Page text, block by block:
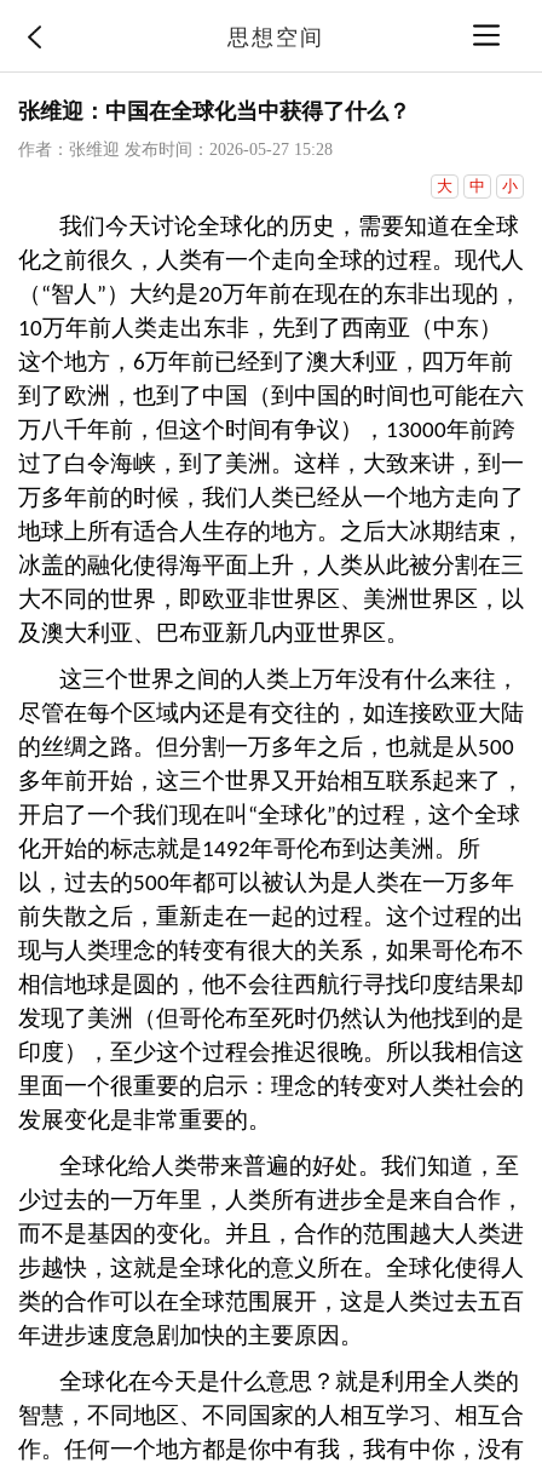
思想空间
张维迎：中国在全球化当中获得了什么？
作者：张维迎 发布时间：2026-05-27 15:28
大
中 小
我们今天讨论全球化的历史，需要知道在全球
化之前很久，人类有一个走向全球的过程。现代人
（ “智人 ” ）大约是20万年前在现在的东非出现的，
10万年前人类走出东非，先到了西南亚（中东）
这个地方， 6万年前已经到了澳大利亚，四万年前
到了欧洲，也到了中国（到中国的时间也可能在六
万八千年前，但这个时间有争议）， 13000年前跨
过了白令海峡，到了美洲。这样，大致来讲，到一
万多年前的时候，我们人类已经从一个地方走向了
地球上所有适合人生存的地方。之后大冰期结束，
冰盖的融化使得海平面上升，人类从此被分割在三
大不同的世界，即欧亚非世界区、美洲世界区，以
及澳大利亚、巴布亚新几内亚世界区。
这三个世界之间的人类上万年没有什么来往，
尽管在每个区域内还是有交往的，如连接欧亚大陆
的丝绸之路。但分割一万多年之后，也就是从500
多年前开始，这三个世界又开始相互联系起来了，
开启了一个我们现在叫 “全球化”的过程，这个全球
化开始的标志就是1492年哥伦布到达美洲。所
以，过去的500年都可以被认为是人类在一万多年
前失散之后，重新走在一起的过程。这个过程的出
现与人类理念的转变有很大的关系，如果哥伦布不
相信地球是圆的，他不会往西航行寻找印度结果却
发现了美洲（但哥伦布至死时仍然认为他找到的是
印度），至少这个过程会推迟很晚。所以我相信这
里面一个很重要的启示：理念的转变对人类社会的
发展变化是非常重要的。
全球化给人类带来普遍的好处。我们知道，至
少过去的一万年里，人类所有进步全是来自合作，
而不是基因的变化。并且，合作的范围越大人类进
步越快，这就是全球化的意义所在。全球化使得人
类的合作可以在全球范围展开，这是人类过去五百
年进步速度急剧加快的主要原因。
全球化在今天是什么意思？就是利用全人类的
智慧，不同地区、不同国家的人相互学习、相互合
作。任何一个地方都是你中有我，我有中你，没有